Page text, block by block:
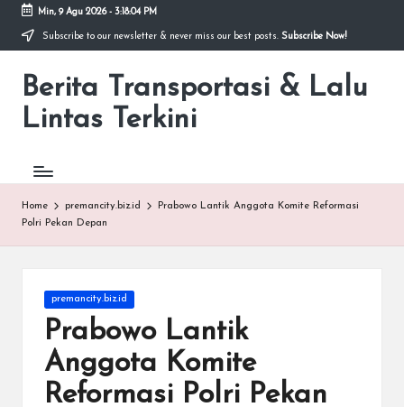
Skip
content
Min, 9 Agu 2026- 3:18:05 PM
Subscribe to our newsletter & never miss our best posts. Subscribe Now!
Berita Transportasi & Lalu
Lintas Terkini
premancity.biz.id
Home premancity.biz.id
Prabowo Lantik Anggota Komite Reformasi
Polri Pekan Depan
Posted
in
premancity.biz.id
Prabowo Lantik
Anggota Komite
Reformasi Polri Pekan